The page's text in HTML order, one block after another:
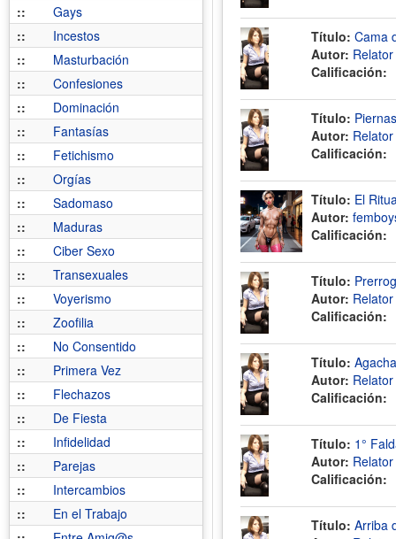
::
Gays
::
Incestos
::
Masturbación
::
Confesiones
::
Dominación
::
Fantasías
::
Fetichismo
::
Orgías
::
Sadomaso
::
Maduras
::
Ciber Sexo
::
Transexuales
::
Voyerismo
::
Zoofilia
::
No Consentido
::
Primera Vez
::
Flechazos
::
De Fiesta
::
Infidelidad
::
Parejas
::
Intercambios
::
En el Trabajo
Título: Cama
Autor:
Calificación:
Título:
Autor:
Calificación:
Título: El
Autor:
Calificación:
Título:
Autor:
Calificación:
Título:
Autor:
Calificación:
Título: 1°
Autor:
Calificación:
Título: Arriba